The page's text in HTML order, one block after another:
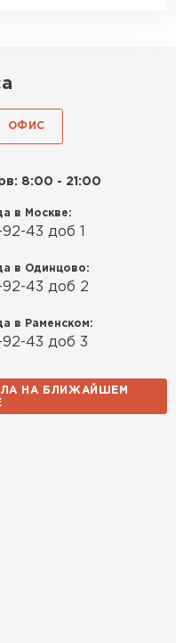
ОФИС
8:00 - 21:00
в Москве:
43 доб 1
в Одинцово:
92-43 доб 2
в Раменском:
92-43 доб 3
НА БЛИЖАЙШЕМ